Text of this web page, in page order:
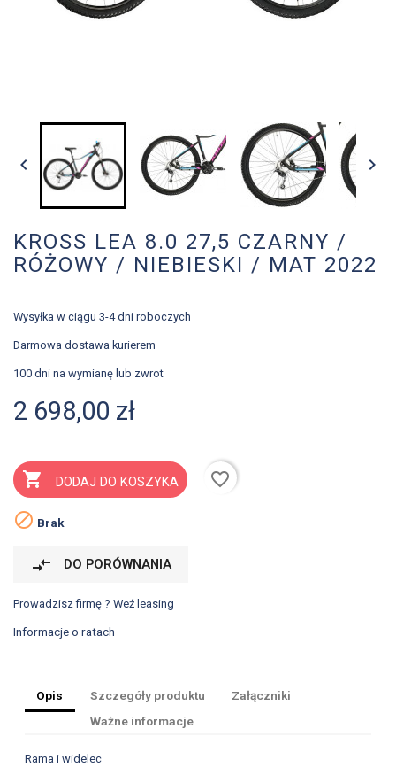
 
KROSS LEA 8.0 27,5 CZARNY /
RÓŻOWY / NIEBIESKI / MAT 2022
Wysyłka w ciągu 3-4 dni roboczych
Darmowa dostawa kurierem
100 dni na wymianę lub zwrot
2 698,00 zł
 DODAJ DO KOSZYKA
favorite_border
 Brak
compare_arrows DO PORÓWNANIA
Prowadzisz firmę ? Weź leasing
Informacje o ratach
Opis Szczegóły produktu
Załączniki
Ważne informacje
Rama i widelec